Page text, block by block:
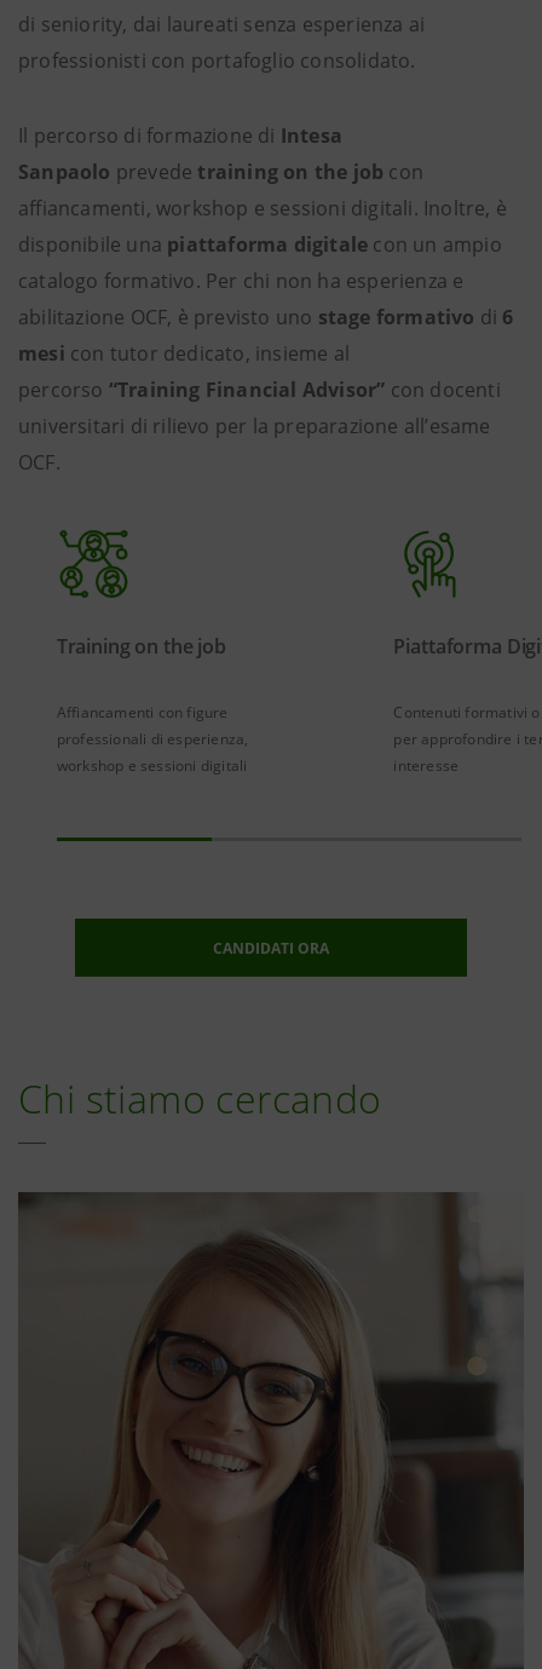
di seniority, dai laureati senza esperienza ai
professionisti con portafoglio consolidato.
Il percorso di formazione di Intesa
Sanpaolo prevede training on the job con
affiancamenti, workshop e sessioni digitali. Inoltre, è
disponibile una piattaforma digitale con un ampio
catalogo formativo. Per chi non ha esperienza e
abilitazione OCF, è previsto uno stage formativo di 6
mesi con tutor dedicato, insieme al
percorso “Training Financial Advisor” con docenti
universitari di rilievo per la preparazione all’esame
OCF.
Training on the job
Affiancamenti con figure
professionali di esperienza,
workshop e sessioni digitali
Piattaforma
Contenuti formativi
per approfondire i
interesse
CANDIDATI ORA
Chi stiamo cercando